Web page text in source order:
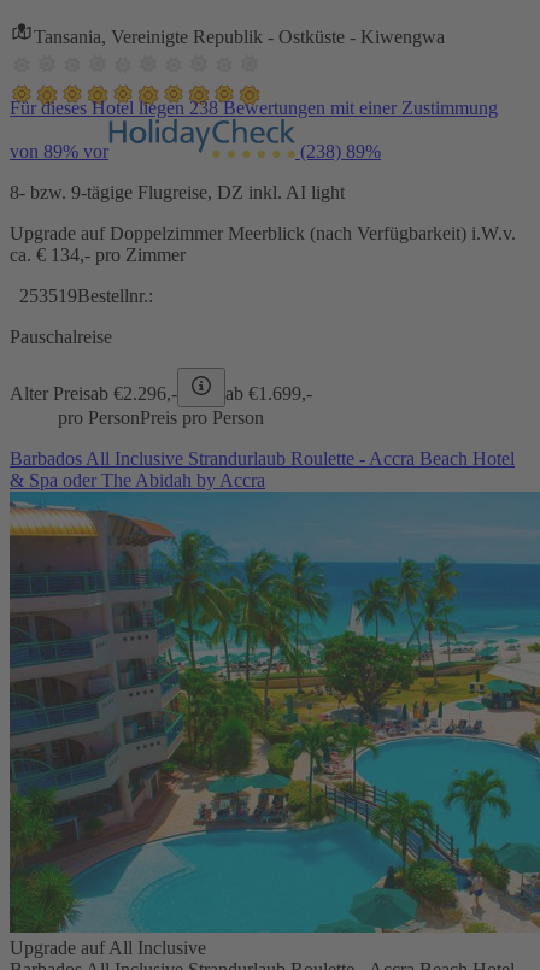
Tansania, Vereinigte Republik - Ostküste - Kiwengwa
Für dieses Hotel liegen 238 Bewertungen mit einer Zustimmung
von 89% vor (238) 89%
8- bzw. 9-tägige Flugreise, DZ inkl. AI light
Upgrade auf Doppelzimmer Meerblick (nach Verfügbarkeit) i.W.v.
ca. € 134,- pro Zimmer
253519Bestellnr.:
Pauschalreise
Alter Preisab €2.296,- ab €1.699,-
pro PersonPreis pro Person
Barbados All Inclusive Strandurlaub Roulette - Accra Beach Hotel
& Spa oder The Abidah by Accra
Upgrade auf All Inclusive